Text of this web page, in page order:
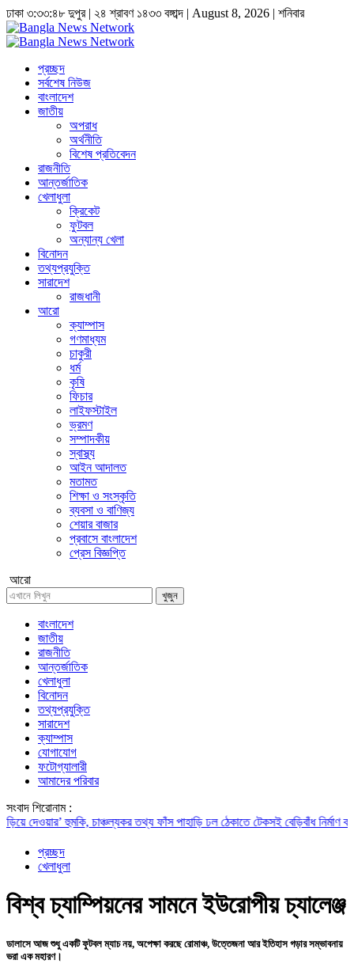
ঢাকা ৩:৩৩:৪৮ দুপুর| ২৪ শ্রাবণ ১৪৩৩ বঙ্গাব্দ | August 8, 2026 | শনিবার
প্রচ্ছদ
সর্বশেষ নিউজ
বাংলাদেশ
জাতীয়
অপরাধ
অর্থনীতি
বিশেষ প্রতিবেদন
রাজনীতি
আন্তর্জাতিক
খেলাধুলা
ক্রিকেট
ফুটবল
অন্যান্য খেলা
বিনোদন
তথ্যপ্রযুক্তি
সারাদেশ
রাজধানী
আরো
ক্যাম্পাস
গণমাধ্যম
চাকুরী
ধর্ম
কৃষি
ফিচার
লাইফস্টাইল
ভ্রমণ
সম্পাদকীয়
স্বাস্থ্য
আইন আদালত
মতামত
শিক্ষা ও সংস্কৃতি
ব্যবসা ও বাণিজ্য
শেয়ার বাজার
প্রবাসে বাংলাদেশ
প্রেস বিজ্ঞপ্তি
আরো
খুজুন
বাংলাদেশ
জাতীয়
রাজনীতি
আন্তর্জাতিক
খেলাধুলা
বিনোদন
তথ্যপ্রযুক্তি
সারাদেশ
ক্যাম্পাস
যোগাযোগ
ফটোগ্যালারী
আমাদের পরিবার
সংবাদ শিরোনাম :
হুমকি, চাঞ্চল্যকর তথ্য ফাঁসপাহাড়ি ঢল ঠেকাতে টেকসই বেড়িবাঁধ নির্মাণ করা হবে:
প্রচ্ছদ
খেলাধুলা
বিশ্ব চ্যাম্পিয়নের সামনে ইউরোপীয় চ্যালেঞ্জ
ডালাসে আজ শুধু একটি ফুটবল ম্যাচ নয়, অপেক্ষা করছে রোমাঞ্চ, উত্তেজনা আর ইতিহাস গড়ার সম্ভাবনায়
ভরা এক মহারণ।